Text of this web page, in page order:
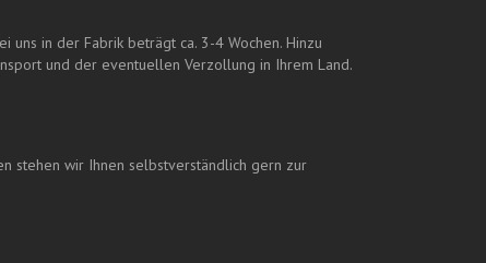
uns in der Fabrik beträgt ca. 3-4 Wochen. Hinzu
und der eventuellen Verzollung in Ihrem Land.
stehen wir Ihnen selbstverständlich gern zur